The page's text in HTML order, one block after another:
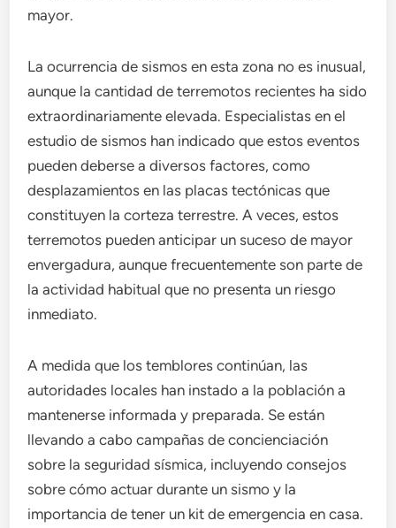
mayor.
La ocurrencia de sismos en esta zona no es inusual,
aunque la cantidad de terremotos recientes ha sido
extraordinariamente elevada. Especialistas en el
estudio de sismos han indicado que estos eventos
pueden deberse a diversos factores, como
desplazamientos en las placas tectónicas que
constituyen la corteza terrestre. A veces, estos
terremotos pueden anticipar un suceso de mayor
envergadura, aunque frecuentemente son parte de
la actividad habitual que no presenta un riesgo
inmediato.
A medida que los temblores continúan, las
autoridades locales han instado a la población a
mantenerse informada y preparada. Se están
llevando a cabo campañas de concienciación
sobre la seguridad sísmica, incluyendo consejos
sobre cómo actuar durante un sismo y la
importancia de tener un kit de emergencia en casa.